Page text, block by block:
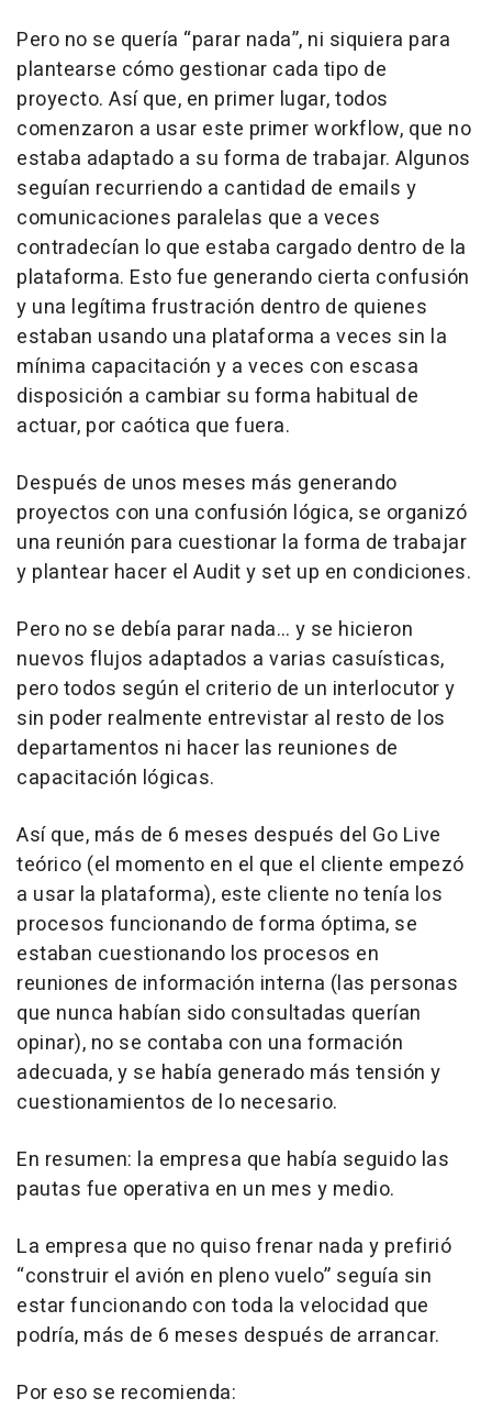
Pero no se quería “parar nada”, ni siquiera para
plantearse cómo gestionar cada tipo de
proyecto. Así que, en primer lugar, todos
comenzaron a usar este primerworkflow, que no
estaba adaptado a su forma de trabajar. Algunos
seguían recurriendo a cantidad de emails y
comunicaciones paralelas que a veces
contradecían lo que estaba cargado dentro de la
plataforma. Esto fue generando cierta confusión
y una legítima frustración dentro de quienes
estaban usando una plataforma a veces sin la
mínima capacitación y a veces con escasa
disposición a cambiar su forma habitual de
actuar, por caótica que fuera.
Después de unos meses más generando
proyectos con una confusión lógica, se organizó
una reunión para cuestionar la forma de trabajar
y plantear hacer el Audity set up en condiciones.
Pero no se debía parar nada… y se hicieron
nuevos flujos adaptados a varias casuísticas,
pero todos según el criterio de un interlocutor y
sin poder realmente entrevistar al resto de los
departamentos ni hacer las reuniones de
capacitación lógicas.
Así que, más de 6 meses después del Go Live
teórico (el momento en el que el cliente empezó
a usar la plataforma), este cliente no tenía los
procesos funcionando de forma óptima, se
estaban cuestionando los procesos en
reuniones de información interna (las personas
que nunca habían sido consultadas querían
opinar), no se contaba con una formación
adecuada, y se había generado más tensión y
cuestionamientos de lo necesario.
En resumen: la empresa que había seguido las
pautas fue operativa en un mes y medio.
La empresa que no quiso frenar nada y prefirió
“construir el avión en pleno vuelo” seguía sin
estar funcionando con toda la velocidad que
podría, más de 6 meses después de arrancar.
Por eso se recomienda: